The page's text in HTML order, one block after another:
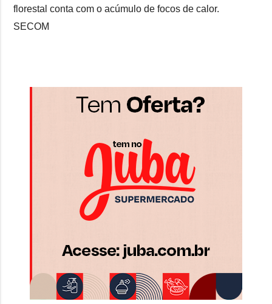
florestal conta com o acúmulo de focos de calor.
SECOM